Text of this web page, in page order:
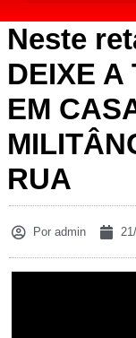
Neste
DEIXE A
EM
RUA
Por admin